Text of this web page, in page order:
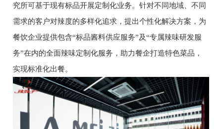
究所可基于现有标品开展定制化业务。针对不同地域、不同
需求的客户对辣度的多样化追求，提出个性化解决方案，为
餐饮企业提供包含“标品酱料供应服务”及“专属辣味研发服
务”在内的全面辣味定制化服务，助力餐企打造特色菜品，
实现标准化出餐。